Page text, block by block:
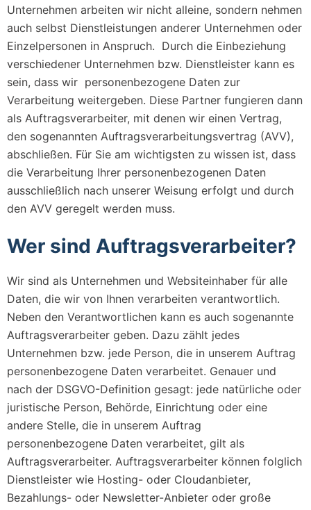
Unternehmen arbeiten wir nicht alleine, sondern nehmen
auch selbst Dienstleistungen anderer Unternehmen oder
Einzelpersonen in Anspruch. Durch die Einbeziehung
verschiedener Unternehmen bzw. Dienstleister kann es
sein, dass wir personenbezogene Daten zur
Verarbeitung weitergeben. Diese Partner fungieren dann
als Auftragsverarbeiter, mit denen wir einen Vertrag,
den sogenannten Auftragsverarbeitungsvertrag (AVV),
abschließen. Für Sie am wichtigsten zu wissen ist, dass
die Verarbeitung Ihrer personenbezogenen Daten
ausschließlich nach unserer Weisung erfolgt und durch
den AVV geregelt werden muss.
Wer sind Auftragsverarbeiter?
Wir sind als Unternehmen und Websiteinhaber für alle
Daten, die wir von Ihnen verarbeiten verantwortlich.
Neben den Verantwortlichen kann es auch sogenannte
Auftragsverarbeiter geben. Dazu zählt jedes
Unternehmen bzw. jede Person, die in unserem Auftrag
personenbezogene Daten verarbeitet. Genauer und
nach der DSGVO-Definition gesagt: jede natürliche oder
juristische Person, Behörde, Einrichtung oder eine
andere Stelle, die in unserem Auftrag
personenbezogene Daten verarbeitet, gilt als
Auftragsverarbeiter. Auftragsverarbeiter können folglich
Dienstleister wie Hosting- oder Cloudanbieter,
Bezahlungs- oder Newsletter-Anbieter oder große